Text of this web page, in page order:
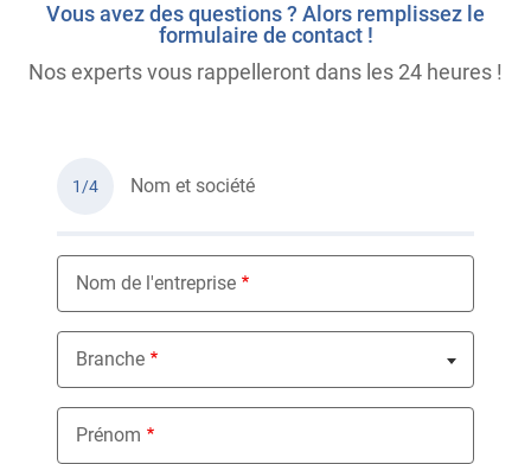
Vous avez des questions ? Alors remplissez le
formulaire de contact !
Nos experts vous rappelleront dans les 24 heures !
1/4 Nom et société
Nom de l'entreprise
Branche
Nothing selected
Prénom